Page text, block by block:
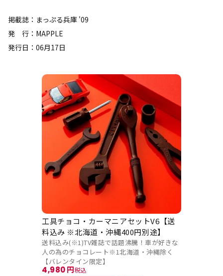
掲載誌：まっぷる兵庫 '09
発 行：MAPPLE
発行日：06月17日
送料込み(※1)TV雑誌で話題沸騰！車が好きな
人の為のチョコレート※1北海道・沖縄除く
【バレンタイン限定】
工具チョコ・カーマニアセットV6【送
料込み ※北海道・沖縄400円別途】
4,980 税込